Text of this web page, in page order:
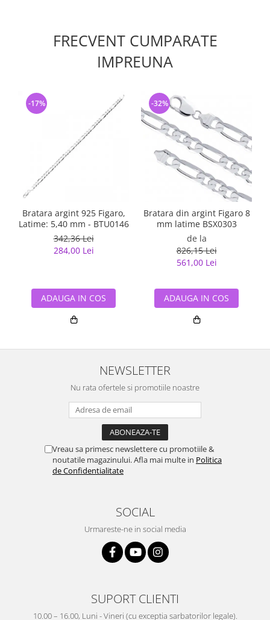
FRECVENT CUMPARATE
IMPREUNA
Bratara argint 925 Figaro,
Latime: 5,40 mm - BTU0146
342,36 Lei
284,00 Lei
-17%
ADAUGA IN COS
Bratara din argint Figaro 8
mm latime BSX0303
de la
826,15 Lei
561,00 Lei
-32%
ADAUGA IN COS
NEWSLETTER
Nu rata ofertele si promotiile noastre
Vreau sa primesc newslettere cu promotiile &
noutatile magazinului. Afla mai multe in Politica
de Confidentialitate
SOCIAL
Urmareste-ne in social media
SUPORT CLIENTI
10.00 – 16.00, Luni - Vineri (cu exceptia sarbatorilor legale).